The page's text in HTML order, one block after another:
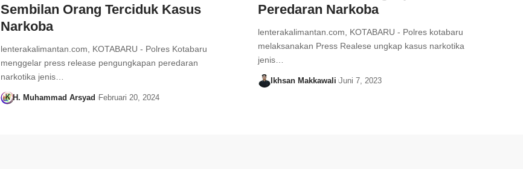
Sembilan Orang Terciduk Kasus
Narkoba
lenterakalimantan.com, KOTABARU - Polres Kotabaru
menggelar press release pengungkapan peredaran
narkotika jenis…
H. Muhammad Arsyad Februari 20, 2024
Peredaran Narkoba
lenterakalimantan.com, KOTABARU - Polres kotabaru
melaksanakan Press Realese ungkap kasus narkotika
jenis…
Ikhsan Makkawali Juni 7, 2023